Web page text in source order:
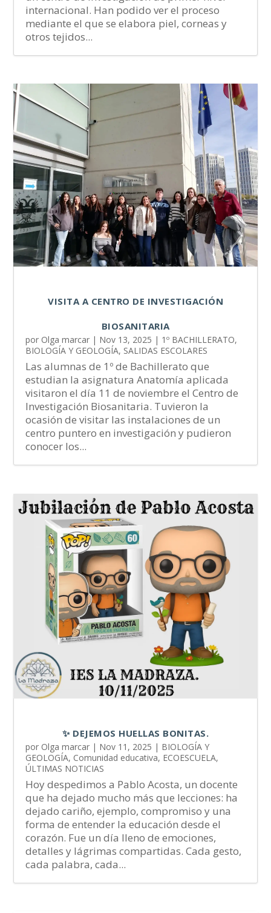
internacional. Han podido ver el proceso
mediante el que se elabora piel, corneas y
otros tejidos...
VISITA A CENTRO DE INVESTIGACIÓN
BIOSANITARIA
por Olga marcar | Nov 13, 2025 | 1º BACHILLERATO,
BIOLOGÍA Y GEOLOGÍA, SALIDAS ESCOLARES
Las alumnas de 1º de Bachillerato que
estudian la asignatura Anatomía aplicada
visitaron el día 11 de noviembre el Centro de
Investigación Biosanitaria. Tuvieron la
ocasión de visitar las instalaciones de un
centro puntero en investigación y pudieron
conocer los...
✨ DEJEMOS HUELLAS BONITAS.
por Olga marcar | Nov 11, 2025 | BIOLOGÍA Y
GEOLOGÍA, Comunidad educativa, ECOESCUELA,
ÚLTIMAS NOTICIAS
Hoy despedimos a Pablo Acosta, un docente
que ha dejado mucho más que lecciones: ha
dejado cariño, ejemplo, compromiso y una
forma de entender la educación desde el
corazón. Fue un día lleno de emociones,
detalles y lágrimas compartidas. Cada gesto,
cada palabra, cada...